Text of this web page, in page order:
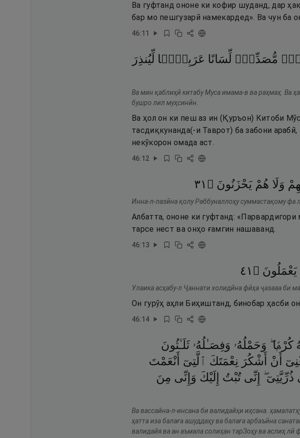
Ва гуфтанд ононе ки кофир шуданд, дар
бар мо пешгузарӣ намекардед». Ва чун ба
46:11
مُّصَدِّقٌۭ لِّسَانًا عَرَبِيًّۭا لِّيُنذِرَ
Ва мин қаблиҳӣ китабу Муса имама-в ва раҳмаҳ. Ва
бушро лил муҳсинӣн.
Ва ҳол он ки пеш аз ин (Қуръон) Китоби
тасдиқкунанда(-и Таврот) ба забони
некӯкорон омада аст.
46:12
وَلَا هُمْ يَحْزَنُونَ ۝ ١٣
Инна-л-лазӣна қолу Раббуналлоҳу суммастақому фа
Албатта, ононе ки гуфтанд:
тарсе нест ва онҳо ғамгин нашаванд.
46:13
يَعْمَلُونَ ۝ ١٤
Улаика асҳабу-л Ҷаннати холидӣна фӣҳа ҷазааа би
Он гурӯҳ аҳли Биҳиштанд, бинобар ҳасби
46:14
كُرْهًۭا ۖ وَحَمْلُهُۥ وَفِصَـٰلُهُۥ ثَلَـٰثُونَ
أَنْ أَشْكُرَ نِعْمَتَكَ ٱلَّتِىٓ أَنْعَمْتَ
ذُرِّيَّتِىٓ ۖ إِنِّى تُبْتُ إِلَيْكَ وَإِنِّى مِنَ
Ва вассайна-л-инсана би валидайҳи иҳсана.
ҳатта иза балаға ашуддаҳу ва балаға арбаъӣна
валидайя ва ан аъмала солиҳан тарЗоҳу ва аслиҳ